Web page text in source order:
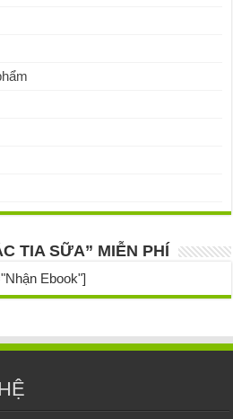
TIA SỮA” MIỄN PHÍ
Ebook"]